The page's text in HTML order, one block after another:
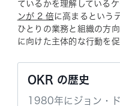
ているかを理解している
ンが 2 倍に高まるという
ひとりの業務と組織の方
に向けた主体的な行動を
OKR の歴史
1980年にジョン・